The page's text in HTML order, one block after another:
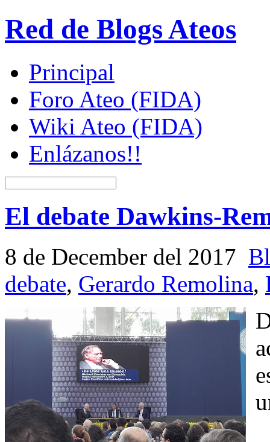
Red de Blogs Ateos
Principal
Foro Ateo (FIDA)
Wiki Ateo (FIDA)
Enlázanos!!
El debate Dawkins-
8 de December del 2017
debate, Gerardo Remolina,